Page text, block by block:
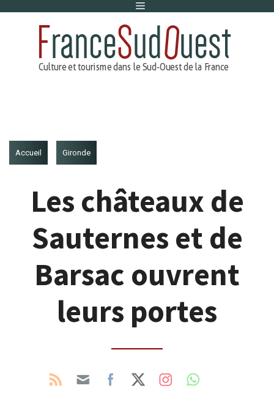
Menu
Accueil Gironde
Les châteaux de
Sauternes et de
Barsac ouvrent
leurs portes